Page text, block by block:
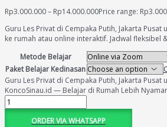
Rp3.000.000– Rp14.000.000Price range:
Guru Les Privat di Cempaka Putih, Jakarta Pusat
ke rumah atau online interaktif. Jadwal fleksibel
Metode Belajar
Paket Belajar Kedinasan
Guru Les Privat di Cempaka Putih, Jakarta Pusat
KoncoSinau.id — Belajar di Rumah Lebih
ORDER VIA WHATSAPP